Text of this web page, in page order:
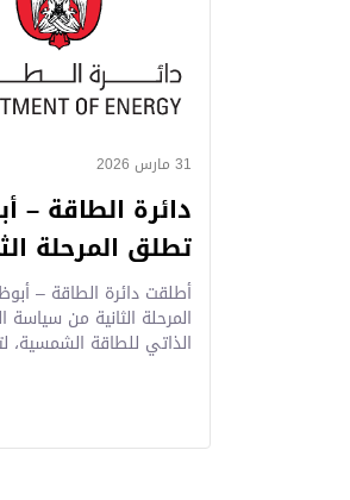
31 مارس 2026
دائرة الطاقة –
تطلق المرحلة
أطلقت دائرة الطاقة –
المرحلة الثانية من سياسة
الذاتي للطاقة